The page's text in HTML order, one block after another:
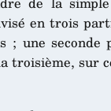
en trois
; une
troisième, sur